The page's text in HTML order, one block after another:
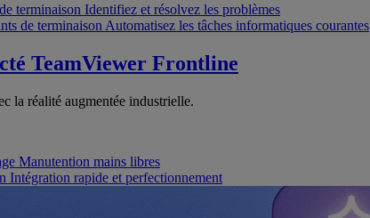
terminaison Identifiez et résolvez les problèmes
de terminaison Automatisez les tâches informatiques courantes
TeamViewer Frontline
la réalité augmentée industrielle.
Manutention mains libres
Intégration rapide et perfectionnement